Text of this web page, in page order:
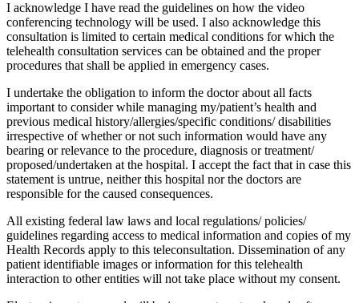
I acknowledge I have read the guidelines on how the video
conferencing technology will be used. I also acknowledge this
consultation is limited to certain medical conditions for which the
telehealth consultation services can be obtained and the proper
procedures that shall be applied in emergency cases.
I undertake the obligation to inform the doctor about all facts
important to consider while managing my/patient’s health and
previous medical history/allergies/specific conditions/ disabilities
irrespective of whether or not such information would have any
bearing or relevance to the procedure, diagnosis or treatment/
proposed/undertaken at the hospital. I accept the fact that in case this
statement is untrue, neither this hospital nor the doctors are
responsible for the caused consequences.
All existing federal law laws and local regulations/ policies/
guidelines regarding access to medical information and copies of my
Health Records apply to this teleconsultation. Dissemination of any
patient identifiable images or information for this telehealth
interaction to other entities will not take place without my consent.